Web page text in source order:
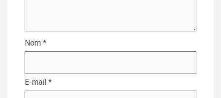
Nom *
E-mail *